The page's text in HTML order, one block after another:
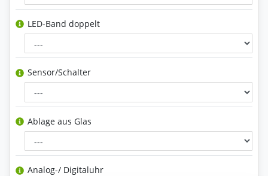
LED-Band doppelt
Sensor/Schalter
Ablage aus Glas
Analog-/ Digitaluhr